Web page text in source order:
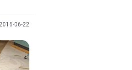
2016-06-22